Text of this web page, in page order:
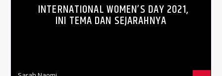
INTERNATIONAL WOMEN’S DAY 2021,
INI TEMA DAN SEJARAHNYA